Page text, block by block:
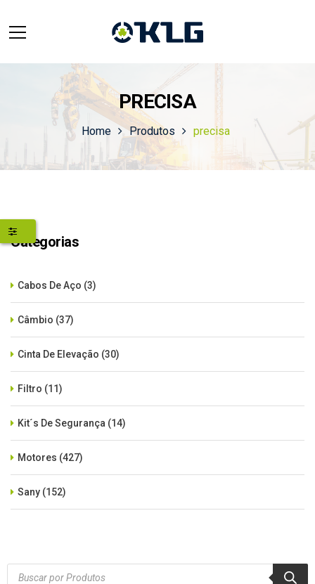
PRECISA
Home Produtos precisa
Categorias
Cabos De Aço (3)
Câmbio (37)
Cinta De Elevação (30)
Filtro (11)
Kit´s De Segurança (14)
Motores (427)
Sany (152)
Products
search